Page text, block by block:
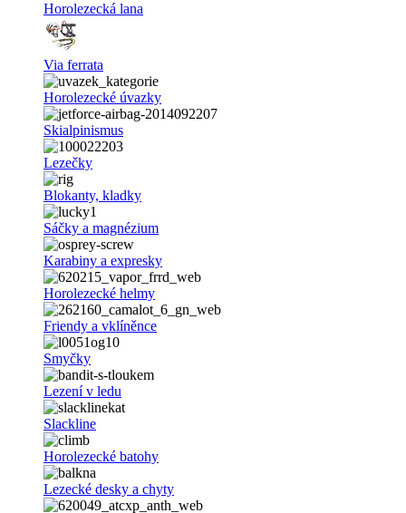
Horolezecká lana
Via ferrata
Horolezecké úvazky
Skialpinismus
Lezečky
Blokanty, kladky
Sáčky a magnézium
Karabiny a expresky
Horolezecké helmy
Friendy a vklíněnce
Smyčky
Lezení v ledu
Slackline
Horolezecké batohy
Lezecké desky a chyty